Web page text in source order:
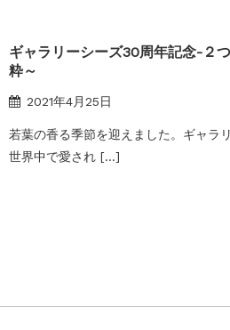
ギャラリーシーズ30周年記念-２
粋～
2021年4月25日
若葉の香る季節を迎えました。ギャラ
世界中で愛され […]